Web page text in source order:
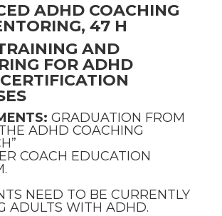
ADHD COACHING
47 H
AND
FOR ADHD
GRADUATION FROM
THE ADHD COACHING
COACH EDUCATION
NEED TO BE CURRENTLY
ADULTS WITH ADHD.